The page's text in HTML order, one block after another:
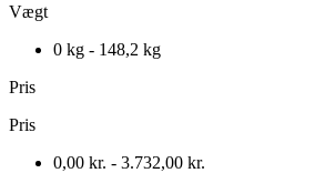
Vægt
0 kg - 148,2 kg
Pris
Pris
0,00 kr. - 3.732,00 kr.